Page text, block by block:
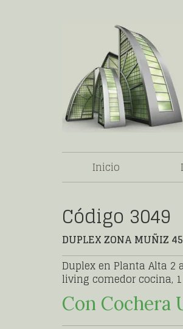
Inicio
Código 3049
DUPLEX ZONA MUÑIZ
Duplex en Planta Alta 2
living comedor cocina,
Con Cochera